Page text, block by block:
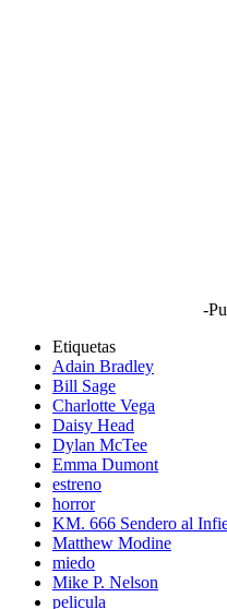
-
Etiquetas
Adain Bradley
Bill Sage
Charlotte Vega
Daisy Head
Dylan McTee
Emma Dumont
estreno
horror
KM. 666 Sendero al
Matthew Modine
miedo
Mike P. Nelson
pelicula